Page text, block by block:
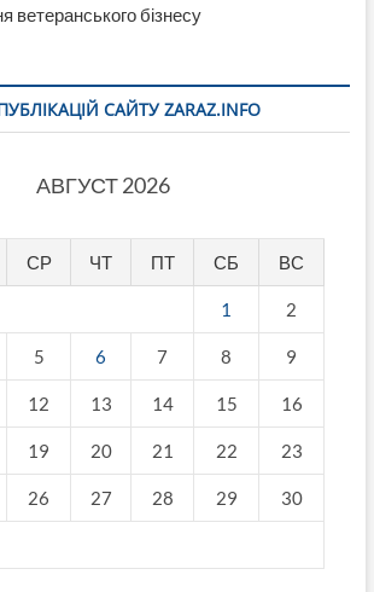
ветеранського бізнесу
САЙТУ ZARAZ.INFO
АВГУСТ 2026
СР ЧТ ПТ СБ ВС
1 2
5 6 7 8 9
12 13 14 15 16
19 20 21 22 23
26 27 28 29 30